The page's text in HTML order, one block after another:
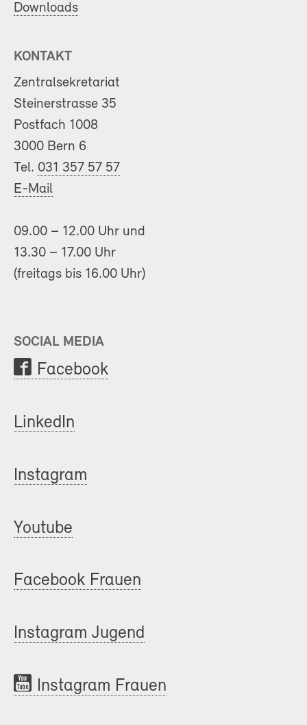
Downloads
KONTAKT
Zentralsekretariat
Steinerstrasse 35
Postfach 1008
3000 Bern 6
Tel. 031 357 57 57
E-Mail
09.00 – 12.00 Uhr und
13.30 – 17.00 Uhr
(freitags bis 16.00 Uhr)
SOCIAL MEDIA
Facebook
LinkedIn
Instagram
Youtube
Facebook Frauen
Instagram Jugend
Instagram Frauen